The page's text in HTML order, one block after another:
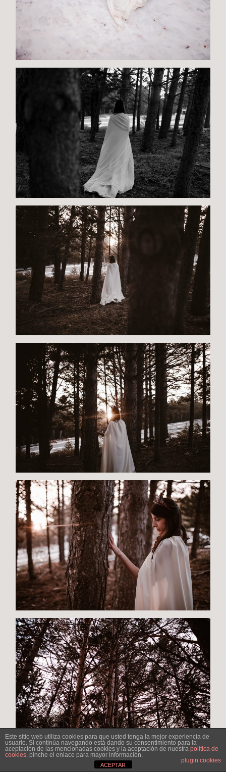
SÍGUE LAS NOVEDADES
OPCIONES
Este sitio web utiliza cookies para que usted tenga la mejor experiencia de
usuario. Si continúa navegando está dando su consentimiento para la
aceptación de las mencionadas cookies y la aceptación de nuestra política de
cookies, pinche el enlace para mayor información.
plugin cookies
ACEPTAR